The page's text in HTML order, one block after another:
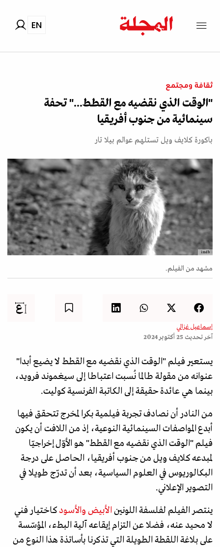
EN
ثقافة ومجتمع
"الوقت الذي نقضيه مع القطط..." تحفة
سينمائية من جنوب أفريقيا
باكورة كلايف ويل تستلهم عوالم بيلا تار
imdb
مشهد من الفيلم.
إسماعيل غزالي
آخر تحديث 25 أكتوبر 2024
يستعير فيلم "الوقت الذي نقضيه مع القطط لا يضيع أبدا"
عنوانه من مقولة طالما نُسبت اعتباطا إلى سيغموند فرويد،
بينما هي عائدة حقيقة إلى الكاتبة الفرنسية كوليت.
من النادر أن نصادف تجربة فيلمية بكرا لمخرج تتحقق فيها
أبدع المواصفات السينمائية النوعية، إذ من اللافت أن يكون
فيلم "الوقت الذي نقضيه مع القطط" هو الأوّل إخراجيّا
لمبدعه كلايف ويل من جنوب أفريقيا، الحاصل على درجة
البكالوريوس في العلوم السياسية، بعد أن تدرّج طويلا في
التصوير الإعلاني.
ينتصر الفيلم لفلسفة اللونين الأبيض والأسود كاختيار فني
لا محيد عنه، فضلا عن التزام إيقاعه آلية البطء، المؤسّسة
على بلاغة اللقطة الطويلة التي تذكرنا بأساتذة هذا النوع من